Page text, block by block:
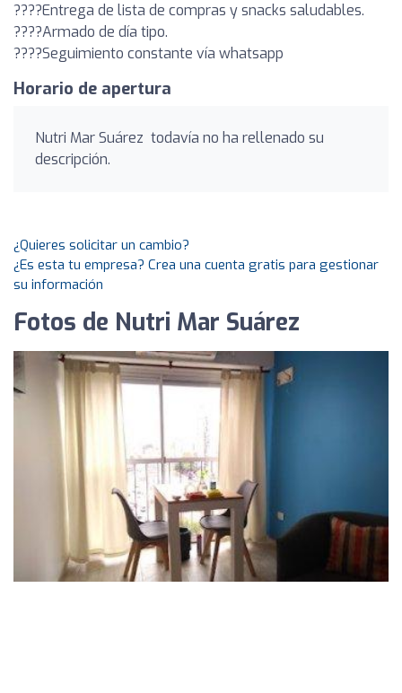
????️Entrega de lista de compras y snacks saludables.
????️Armado de día tipo.
????️Seguimiento constante vía whatsapp
Horario de apertura
Nutri Mar Suárez ️ todavía no ha rellenado su
descripción.
¿Quieres solicitar un cambio?
¿Es esta tu empresa? Crea una cuenta gratis para gestionar
su información
Fotos de Nutri Mar Suárez ️